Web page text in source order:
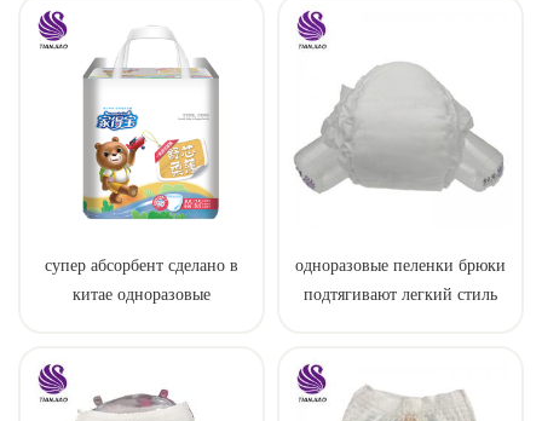
супер абсорбент сделано в
китае одноразовые
одноразовые пеленки брюки
подтягивают легкий стиль